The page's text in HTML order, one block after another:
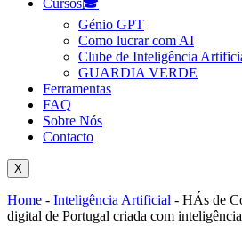
Cursos🎓
Génio GPT
Como lucrar com AI
Clube de Inteligência
GUARDIA VERDE
Ferramentas
FAQ
Sobre Nós
Contacto
X
Home - Inteligência Artificial - HÁs de
digital de Portugal criada com